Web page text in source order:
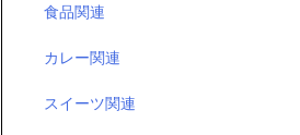
食品関連
カレー関連
スイーツ関連